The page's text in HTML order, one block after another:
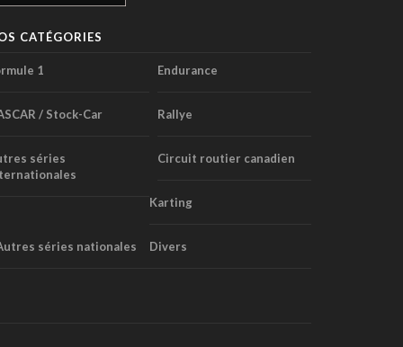
CATÉGORIES
1 Endurance
/ Stock-Car Rallye
séries
Circuit routier canadien
Karting
séries nationales Divers